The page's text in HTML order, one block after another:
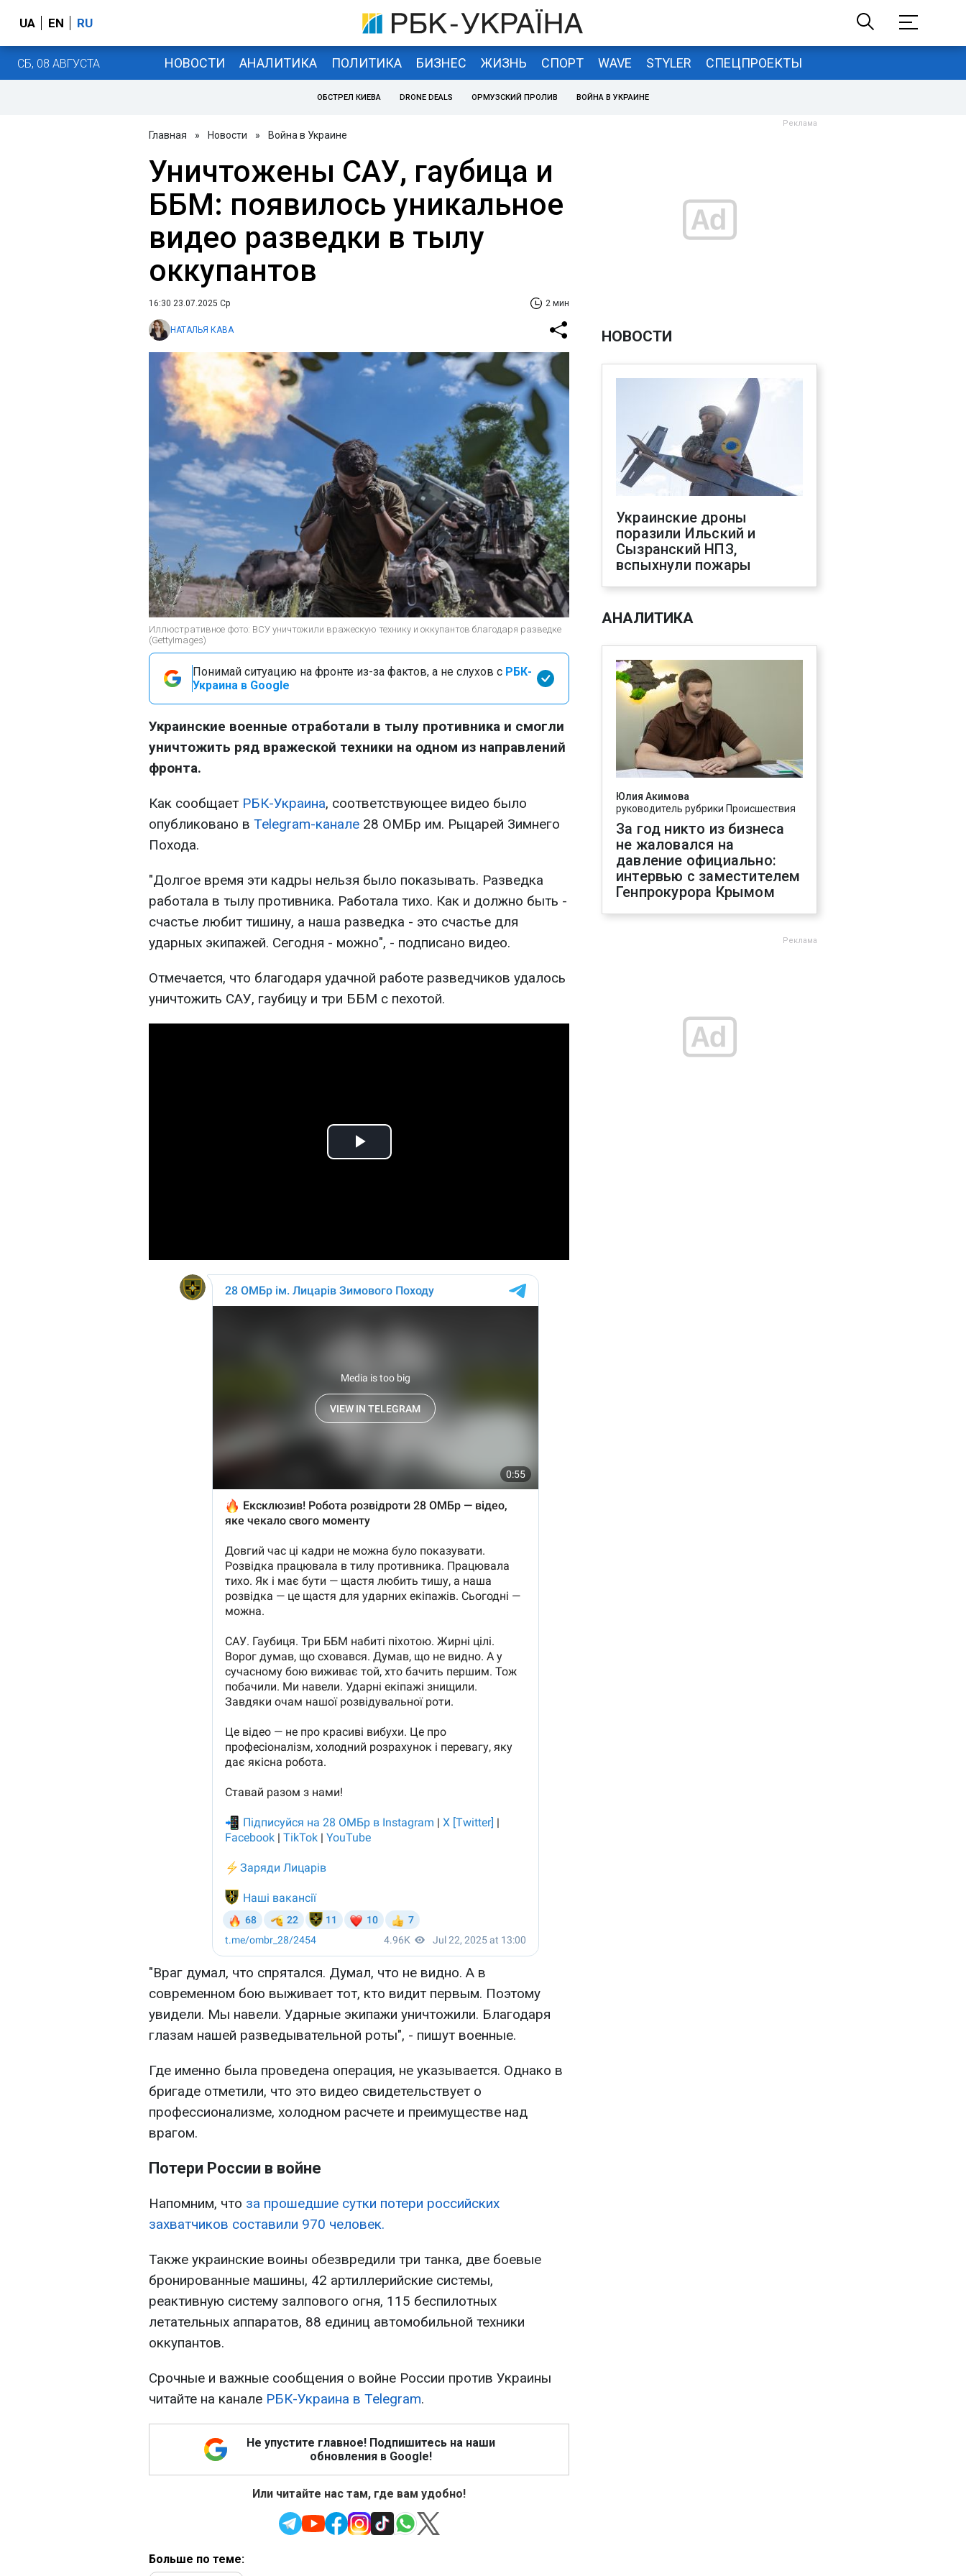
UA EN RU
СБ, 08 АВГУСТА НОВОСТИ АНАЛИТИКА ПОЛИТИКА БИЗНЕС ЖИЗНЬ СПОРТ WAVE STYLER СПЕЦПРОЕКТЫ
ОБСТРЕЛ КИЕВА DRONE DEALS ОРМУЗСКИЙ ПРОЛИВ ВОЙНА В УКРАИНЕ
Главная » Новости » Война в Украине
Уничтожены САУ, гаубица и
ББМ: появилось уникальное
видео разведки в тылу
оккупантов
16:30 23.07.2025 Ср 2 мин
НАТАЛЬЯ КАВА
Иллюстративное фото: ВСУ уничтожили вражескую технику и оккупантов благодаря разведке
(GettyImages)
Понимай ситуацию на фронте из-за фактов, а не слухов с РБК-
Украина в Google
Украинские военные отработали в тылу противника и смогли
уничтожить ряд вражеской техники на одном из направлений
фронта.
Как сообщает РБК-Украина, соответствующее видео было
опубликовано в Telegram-канале 28 ОМБр им. Рыцарей Зимнего
Похода.
"Долгое время эти кадры нельзя было показывать. Разведка
работала в тылу противника. Работала тихо. Как и должно быть -
счастье любит тишину, а наша разведка - это счастье для
ударных экипажей. Сегодня - можно", - подписано видео.
Отмечается, что благодаря удачной работе разведчиков удалось
уничтожить САУ, гаубицу и три ББМ с пехотой.
Play
"Враг думал, что спрятался. Думал, что не видно. А в
современном бою выживает тот, кто видит первым. Поэтому
увидели. Мы навели. Ударные экипажи уничтожили. Благодаря
глазам нашей разведывательной роты", - пишут военные.
Где именно была проведена операция, не указывается. Однако в
бригаде отметили, что это видео свидетельствует о
профессионализме, холодном расчете и преимуществе над
врагом.
Потери России в войне
Напомним, что за прошедшие сутки потери российских
захватчиков составили 970 человек.
Также украинские воины обезвредили три танка, две боевые
бронированные машины, 42 артиллерийские системы,
реактивную систему залпового огня, 115 беспилотных
летательных аппаратов, 88 единиц автомобильной техники
оккупантов.
Срочные и важные сообщения о войне России против Украины
читайте на канале РБК-Украина в Telegram.
Не упустите главное! Подпишитесь на наши
обновления в Google!
Или читайте нас там, где вам удобно!
Больше по теме:
НОВОСТИ
Украинские дроны
поразили Ильский и
Сызранский НПЗ,
вспыхнули пожары
АНАЛИТИКА
Юлия Акимова
руководитель рубрики Происшествия
За год никто из бизнеса
не жаловался на
давление официально:
интервью с заместителем
Генпрокурора Крымом